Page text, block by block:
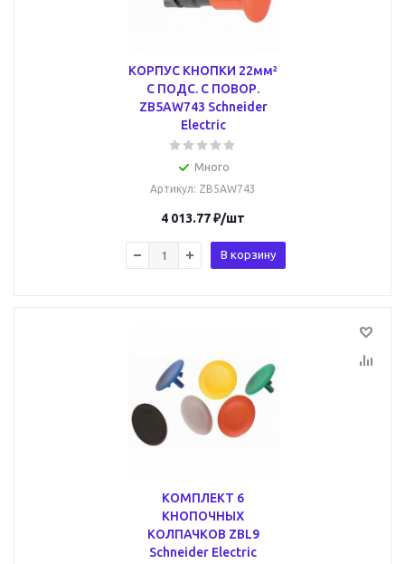
КОРПУС КНОПКИ 22мм²
С ПОДС. С ПОВОР.
ZB5AW743 Schneider
Electric
Много
Артикул: ZB5AW743
4 013.77₽/шт
В корзину
КОМПЛЕКТ 6
КНОПОЧНЫХ
КОЛПАЧКОВ ZBL9
Schneider Electric